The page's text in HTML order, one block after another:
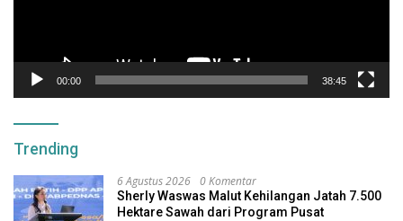
00:00 38:45
Trending
6 Agustus 2026 0 Komentar
Sherly Waswas Malut Kehilangan Jatah 7.500
Hektare Sawah dari Program Pusat